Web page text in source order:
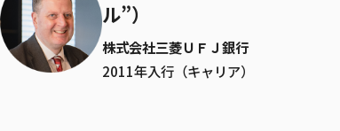
ル”）
株式会社三菱ＵＦＪ銀行
2011年入行（キャリア）